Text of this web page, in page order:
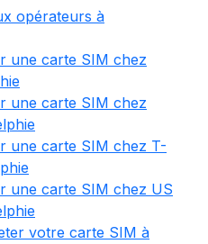
opérateurs à
une carte SIM chez
une carte SIM chez
une carte SIM chez T-
une carte SIM chez US
votre carte SIM à